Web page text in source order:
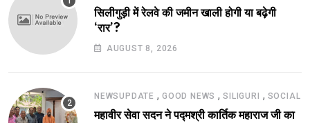
सिलीगुड़ी में रेलवे की जमीन खाली होगी या बढ़ेगी
‘रार’?
AUGUST 8, 2026
NEWSUPDATE , GOOD NEWS ,SILIGURI , SOCIAL
महावीर सेवा सदन ने पद्मश्री कार्तिक महाराज जी का